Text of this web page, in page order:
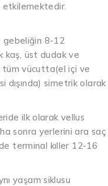
etkilemektedir.
gebeliğin 8-12
kaş, üst dudak ve
vücutta(el içi ve
dışında) simetrik olarak
ilk olarak vellus
sonra yerlerini ara saç
terminal kıller 12-16
yaşam siklusu